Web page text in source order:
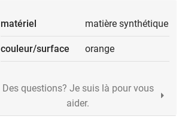
matériel matière synthétique
couleur/surface orange
Des questions? Je suis là pour vous
aider.